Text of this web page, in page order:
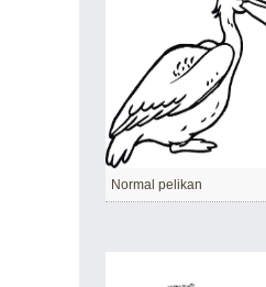
Normal pelikan